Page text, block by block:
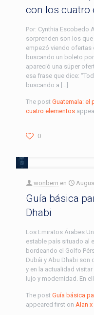
con los cuatro
Por: Cynthia Escobedo
sorprenden son los
empezó viendo ofertas
buscando un boleto
apareció una súper
esa frase que dice:
buscando a […]
The post Guatemala: el
cuatro elementos
0
wonbern en
Guía básica
Dhabi
Los Emiratos Árabes
estable país situado al
bordeando el Golfo
Dubái y Abu Dhabi
y en la actualidad
lujo y modernidad. En
The post Guía básica
appeared first on Alan